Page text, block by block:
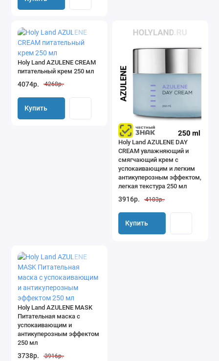
Holy Land AZULENE CREAM
питательный крем 250 мл
4074р. 4268р.
Купить
Holy Land AZULENE DAY
CREAM увлажняющий и
смягчающий крем с
успокаивающим и легким
антикуперозным эффектом,
легкая текстура 250 мл
3916р. 4103р.
Купить
Holy Land AZULENE MASK
Питательная маска с
успокаивающим и
антикуперозным эффектом
250 мл
3738р. 3916р.